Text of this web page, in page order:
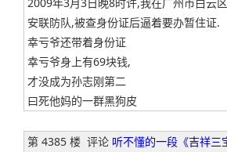
2009年3月3日晚8时许,我在广州市白云
安联防队,被查身份证后逼着要办暂住证.
幸亏爷还带着身份证
幸亏爷身上有69块钱,
才没成为孙志刚第二
曰死他妈的一群黑狗皮
第 4385 楼 评论 听不懂的一段《吉祥三